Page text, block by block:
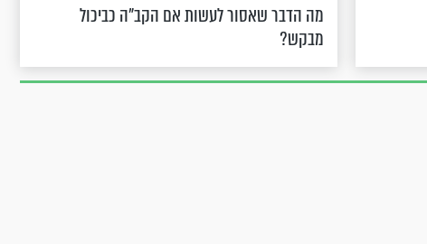
מה הדבר שאסור לעשות אם הקב"ה כביכול
מבקש?